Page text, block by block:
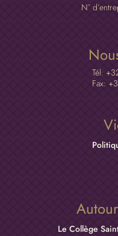
N°
Tél:
Fax:
Le Collège